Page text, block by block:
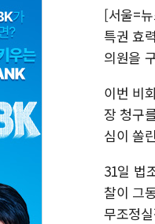
[서울=
특권 효
의원을
이번 비
장 청구
심이 쏠
31일 법
찰이 그
무조정